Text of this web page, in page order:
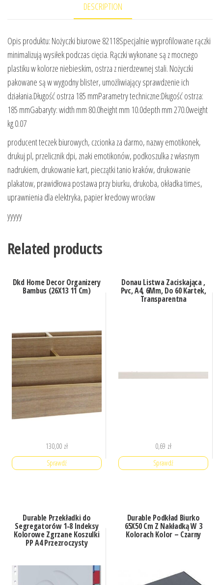
DESCRIPTION
Opis produktu: Nożyczki biurowe 82118Specjalnie wyprofilowane rączki
minimalizują wysiłek podczas cięcia. Rączki wykonane są z mocnego
plastiku w kolorze niebieskim, ostrza z nierdzewnej stali. Nożyczki
pakowane są w wygodny blister, umożliwiający sprawdzenie ich
działania.Długość ostrza 185 mmParametry techniczne:Długość ostrza:
185 mmGabaryty: width mm 80.0height mm 10.0depth mm 270.0weight
kg 0.07
producent teczek biurowych, czcionka za darmo, nazwy emotikonek,
drukuj pl, przelicznik dpi, znaki emotikonów, podkoszulka z własnym
nadrukiem, drukowanie kart, pieczątki tanio kraków, drukowanie
plakatow, prawidłowa postawa przy biurku, drukoba, okładka times,
uprawnienia dla elektryka, papier kredowy wrocław
yyyyy
Related products
Dkd Home Decor Organizery
Bambus (26X13 11 Cm)
130,00 zł
Sprawdź
Donau Listwa Zaciskająca ,
Pvc, A4, 6Mm, Do 60 Kartek,
Transparentna
0,69 zł
Sprawdź
Durable Przekładki do
Segregatorów 1-8 Indeksy
Kolorowe Zgrzane Koszulki
PP A4 Przezroczysty
Durable Podkład Biurko
65X50 Cm Z Nakładką W 3
Kolorach Kolor – Czarny